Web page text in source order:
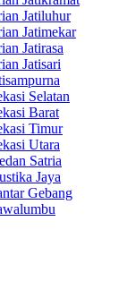
Jatiluhur
Jatimekar
Jatirasa
Jatisari
Selatan
Barat
Timur
Utara
Satria
Jaya
Gebang